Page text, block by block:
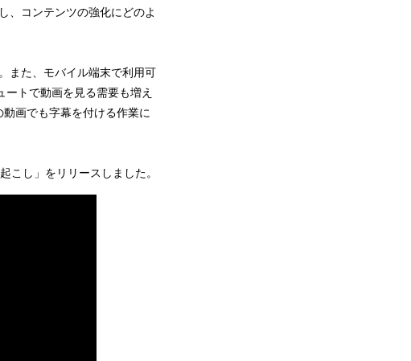
、コンテンツの強化にどのよ
また、モバイル端末で利用可
トで動画を見る需要も増え
画でも字幕を付ける作業に
こし」をリリースしました。